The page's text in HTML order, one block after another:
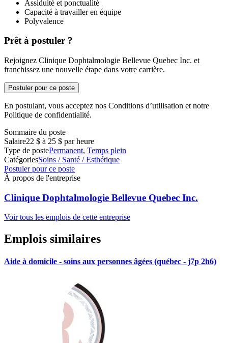
Assiduité et ponctualité
Capacité à travailler en équipe
Polyvalence
Prêt à postuler ?
Rejoignez Clinique Dophtalmologie Bellevue Quebec Inc. et
franchissez une nouvelle étape dans votre carrière.
Postuler pour ce poste
En postulant, vous acceptez nos Conditions d’utilisation et notre
Politique de confidentialité.
Sommaire du poste
Salaire22 $ à 25 $ par heure
Type de postePermanent, Temps plein
CatégoriesSoins / Santé / Esthétique
Postuler pour ce poste
À propos de l'entreprise
Clinique Dophtalmologie Bellevue Quebec Inc.
Voir tous les emplois de cette entreprise
Emplois similaires
Aide à domicile - soins aux personnes âgées (québec - j7p 2h6)